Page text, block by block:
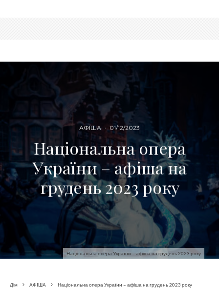
Національна опера України – афіша на грудень 2023 року
АФІША · 01/12/2023
Національна опера
України – афіша на
грудень 2023 року
Дім АФІША Національна опера України – афіша на грудень 2023 року